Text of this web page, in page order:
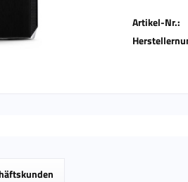
Artikel-Nr.: